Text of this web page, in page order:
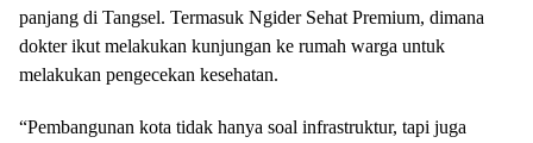
panjang di Tangsel. Termasuk Ngider Sehat Premium, dimana
dokter ikut melakukan kunjungan ke rumah warga untuk
melakukan pengecekan kesehatan.
“Pembangunan kota tidak hanya soal infrastruktur, tapi juga